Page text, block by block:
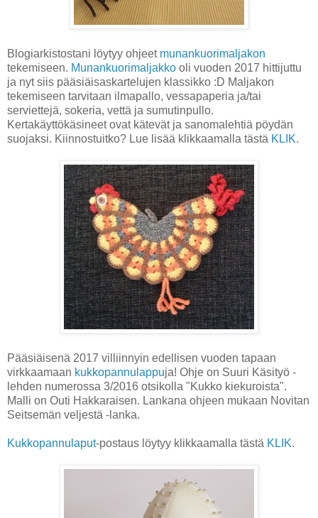
Blogiarkistostani löytyy ohjeet munankuorimaljakon
tekemiseen. Munankuorimaljakko oli vuoden 2017 hittijuttu
ja nyt siis pääsiäisaskartelujen klassikko :D Maljakon
tekemiseen tarvitaan ilmapallo, vessapaperia ja/tai
serviettejä, sokeria, vettä ja sumutinpullo.
Kertakäyttökäsineet ovat kätevät ja sanomalehtiä pöydän
suojaksi. Kiinnostuitko? Lue lisää klikkaamalla tästä KLIK.
Pääsiäisenä 2017 villiinnyin edellisen vuoden tapaan
virkkaamaan kukkopannulappuja! Ohje on Suuri Käsityö -
lehden numerossa 3/2016 otsikolla "Kukko kiekuroista".
Malli on Outi Hakkaraisen. Lankana ohjeen mukaan Novitan
Seitsemän veljestä -lanka.
Kukkopannulaput-postaus löytyy klikkaamalla tästä KLIK.